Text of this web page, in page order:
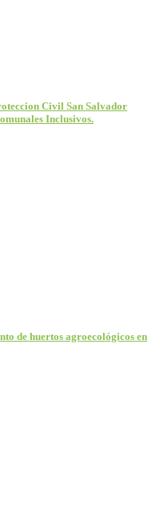
Civil San Salvador
Inclusivos.
de huertos agroecológicos en